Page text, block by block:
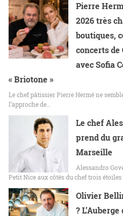
Pierre
2026 très
boutiques,
concerts de
avec Sofia
« Briotone »
Le chef pâtissier Pierre Hermé ne
l’approche de…
Le chef
prend du
Marseille
Alessandro
Petit Nice aux côtés du chef trois étoiles
Olivier
?